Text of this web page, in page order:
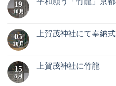
19
10月
05
10月
上賀茂神社にて奉納
15
8月
上賀茂神社に竹龍